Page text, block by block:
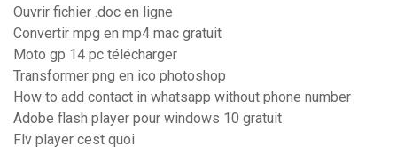
Ouvrir fichier .doc en ligne
Convertir mpg en mp4 mac gratuit
Moto gp 14 pc télécharger
Transformer png en ico photoshop
How to add contact in whatsapp without phone number
Adobe flash player pour windows 10 gratuit
Flv player cest quoi